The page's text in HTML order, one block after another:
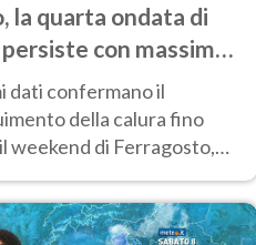
la quarta ondata di
con massime
molto elevate
dati confermano il
della calura fino
weekend di Ferragosto,
prossima